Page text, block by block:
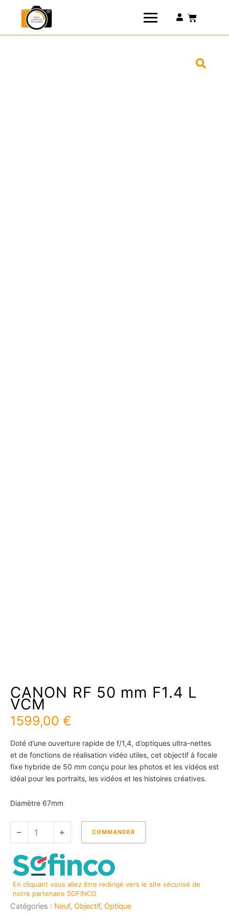
Connexion
CANON RF 50 mm F1.4 L
VCM
1599,00 €
Doté d’une ouverture rapide de f/1,4, d’optiques ultra-nettes
et de fonctions de réalisation vidéo utiles, cet objectif à focale
fixe hybride de 50 mm conçu pour les photos et les vidéos est
idéal pour les portraits, les vidéos et les histoires créatives.
Diamètre 67mm
RF
50
mm
F1.4
L
COMMANDER
En cliquant vous allez être redirigé vers le site sécurisé de
notre partenaire SOFINCO
Catégories : Neuf, Objectif, Optique